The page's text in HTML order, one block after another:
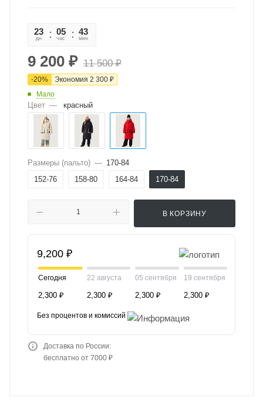
23
дн
05
час
43
мин
9 200 ₽ 11 500₽
-20% Экономия 2 300 ₽
Мало
Цвет — красный
Размеры (пальто) — 170-84
152-76
158-80 164-84 170-84
В КОРЗИНУ
9,200 ₽
Сегодня
2,300 ₽
22 августа
2,300 ₽
05 сентября
2,300 ₽
19 сентября
2,300 ₽
Без процентов и комиссий
Доставка по России:
бесплатно от 7000 ₽